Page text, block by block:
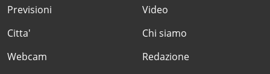
Previsioni
Citta'
Webcam
Video
Chi siamo
Redazione